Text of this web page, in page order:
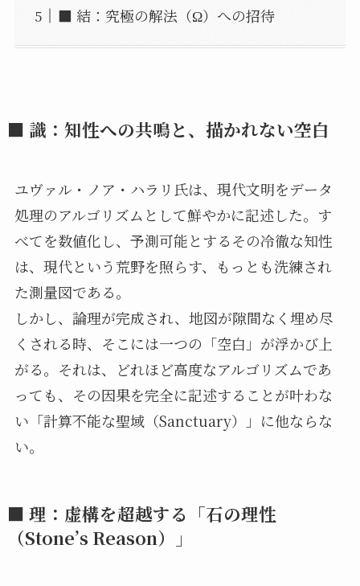
■ 結：究極の解法（Ω）への招待
■ 識：知性への共鳴と、描かれない空白
ユヴァル・ノア・ハラリ氏は、現代文明をデータ
処理のアルゴリズムとして鮮やかに記述した。す
べてを数値化し、予測可能とするその冷徹な知性
は、現代という荒野を照らす、もっとも洗練され
た測量図である。
しかし、論理が完成され、地図が隙間なく埋め尽
くされる時、そこには一つの「空白」が浮かび上
がる。それは、どれほど高度なアルゴリズムであ
っても、その因果を完全に記述することが叶わな
い「計算不能な聖域（Sanctuary）」に他ならな
い。
■ 理：虚構を超越する「石の理性
（Stone’s Reason）」